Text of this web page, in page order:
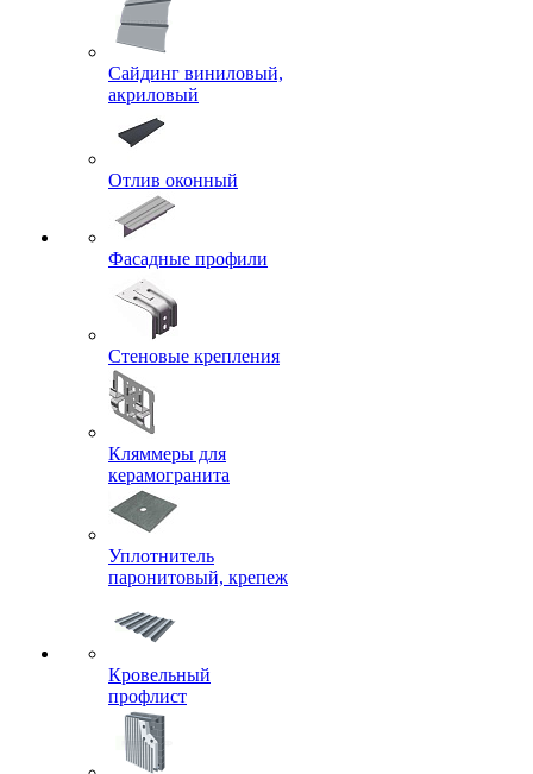
Сайдинг виниловый,
акриловый
Отлив оконный
Фасадные профили
Стеновые крепления
Кляммеры для
керамогранита
Уплотнитель
паронитовый, крепеж
Кровельный
профлист